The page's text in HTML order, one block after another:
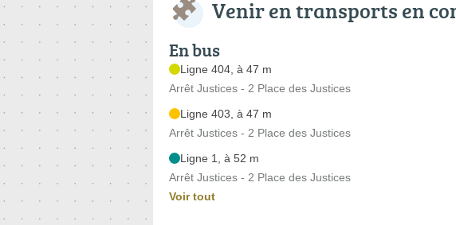
Venir en transports en
En bus
Ligne 404, à 47 m
Arrêt Justices - 2 Place des Justices
Ligne 403, à 47 m
Arrêt Justices - 2 Place des Justices
Ligne 1, à 52 m
Arrêt Justices - 2 Place des Justices
Voir tout